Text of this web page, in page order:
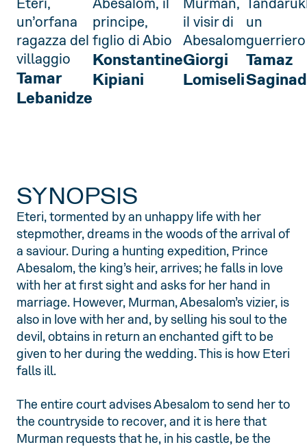
un’orfana
ragazza del
villaggio
Tamar
Lebanidze
principe,
figlio di Abio
Konstantine
Kipiani
il visir di
Abesalom
Giorgi
Lomiseli
un
guerriero
Tamaz
SYNOPSIS
Eteri, tormented by an unhappy life with her
stepmother, dreams in the woods of the arrival of
a saviour. During a hunting expedition, Prince
Abesalom, the king’s heir, arrives; he falls in love
with her at first sight and asks for her hand in
marriage. However, Murman, Abesalom’s vizier, is
also in love with her and, by selling his soul to the
devil, obtains in return an enchanted gift to be
given to her during the wedding. This is how Eteri
falls ill.
The entire court advises Abesalom to send her to
the countryside to recover, and it is here that
Murman requests that he, in his castle, be the